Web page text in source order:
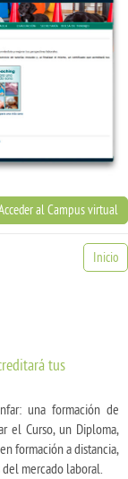
al Campus virtual
Inicio
tus
una formación de
el Curso, un Diploma,
formación a distancia,
mercado laboral.